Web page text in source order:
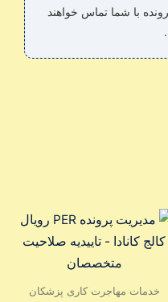
با شما تماس خواهند
خدمات مهاجرت کاری پزشکان